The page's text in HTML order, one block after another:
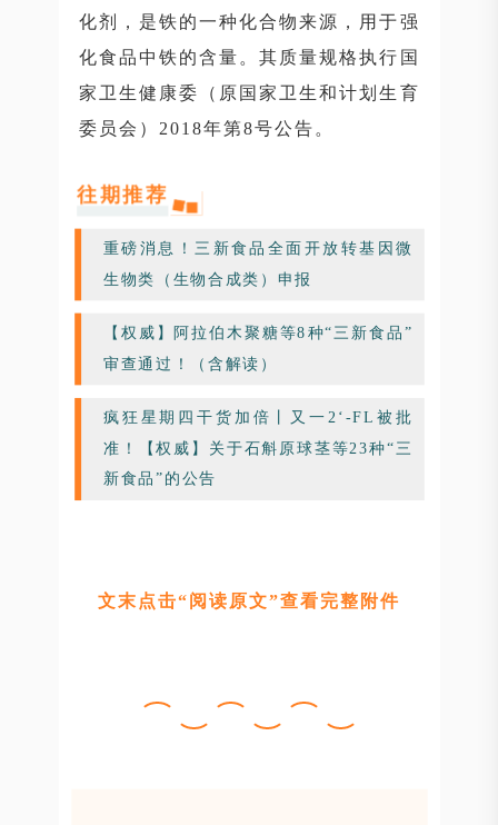
化剂，是铁的一种化合物来源，用于强
化食品中铁的含量。其质量规格执行国
家卫生健康委（原国家卫生和计划生育
委员会）2018年第8号公告。
往期推荐
重磅消息！三新食品全面开放转基因微
生物类（生物合成类）申报
【权威】阿拉伯木聚糖等8种“三新食品”
审查通过！（含解读）
疯狂星期四干货加倍丨又一2‘-FL被批
准！【权威】关于石斛原球茎等23种“三
新食品”的公告
文末点击“阅读原文”查看完整附件